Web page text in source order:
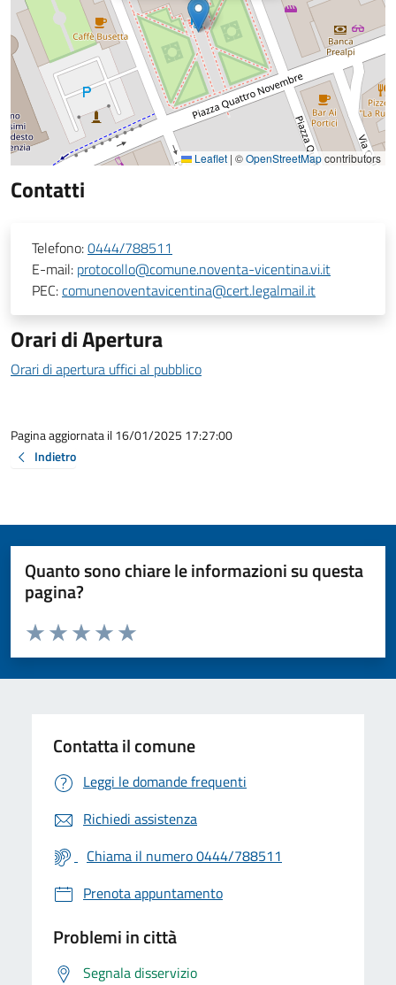
Leaflet | ©OpenStreetMapcontributors
Contatti
Telefono:0444/788511
E-mail: protocollo@comune.noventa-vicentina.vi.it
PEC:comunenoventavicentina@cert.legalmail.it
Orari di Apertura
Orari di apertura uffici al pubblico
Pagina aggiornata il 16/01/2025 17:27:00
Indietro
Quanto sono chiare le informazioni su questa
pagina?
Valuta da 1 a 5 stelle la pagina
Valuta 5 stelle su 5
Valuta 4 stelle su 5
Valuta 3 stelle su 5
Valuta 2 stelle su 5
Valuta 1 stelle su 5
Contatta il comune
Leggi le domande frequenti
Richiedi assistenza
Chiama il numero 0444/788511
Prenota appuntamento
Problemi in città
Segnala disservizio